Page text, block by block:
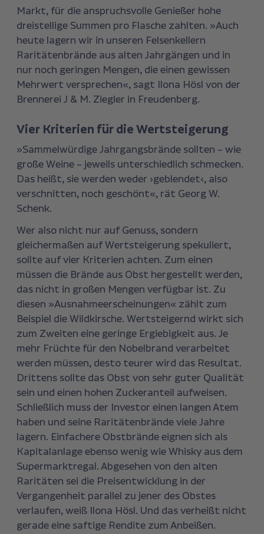
Markt, für die anspruchsvolle Genießer hohe
dreistellige Summen pro Flasche zahlten. »Auch
heute lagern wir in unseren Felsenkellern
Raritätenbrände aus alten Jahrgängen und in
nur noch geringen Mengen, die einen gewissen
Mehrwert versprechen«, sagt Ilona Hösl von der
Brennerei J & M. Ziegler in Freudenberg.
Vier Kriterien für die Wertsteigerung
»Sammelwürdige Jahrgangsbrände sollten – wie
große Weine – jeweils unterschiedlich schmecken.
Das heißt, sie werden weder ›geblendet‹, also
verschnitten, noch geschönt«, rät Georg W.
Schenk.
Wer also nicht nur auf Genuss, sondern
gleichermaßen auf Wertsteigerung spekuliert,
sollte auf vier Kriterien achten. Zum einen
müssen die Brände aus Obst hergestellt werden,
das nicht in großen Mengen verfügbar ist. Zu
diesen »Ausnahmeerscheinungen« zählt zum
Beispiel die Wildkirsche. Wertsteigernd wirkt sich
zum Zweiten eine geringe Ergiebigkeit aus. Je
mehr Früchte für den Nobelbrand verarbeitet
werden müssen, desto teurer wird das Resultat.
Drittens sollte das Obst von sehr guter Qualität
sein und einen hohen Zuckeranteil aufweisen.
Schließlich muss der Investor einen langen Atem
haben und seine Raritätenbrände viele Jahre
lagern. Einfachere Obstbrände eignen sich als
Kapitalanlage ebenso wenig wie Whisky aus dem
Supermarktregal. Abgesehen von den alten
Raritäten sei die Preisentwicklung in der
Vergangenheit parallel zu jener des Obstes
verlaufen, weiß Ilona Hösl. Und das verheißt nicht
gerade eine saftige Rendite zum Anbeißen.